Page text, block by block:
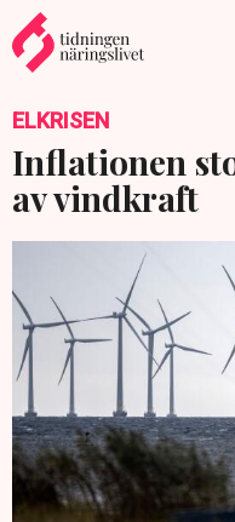
ELKRISEN
Inflationen
av vindkraft